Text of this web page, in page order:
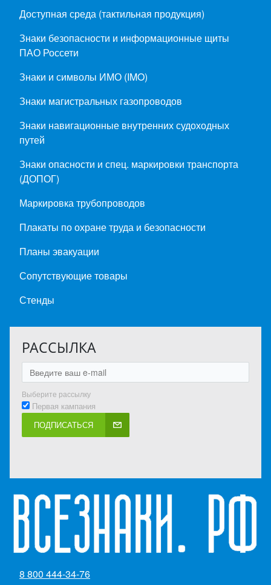
Доступная среда (тактильная продукция)
Знаки безопасности и информационные щиты
ПАО Россети
Знаки и символы ИМО (IMO)
Знаки магистральных газопроводов
Знаки навигационные внутренних судоходных
путей
Знаки опасности и спец. маркировки транспорта
(ДОПОГ)
Маркировка трубопроводов
Плакаты по охране труда и безопасности
Планы эвакуации
Сопутствующие товары
Стенды
РАССЫЛКА
Выберите рассылку
Первая кампания
ПОДПИСАТЬСЯ
8 800 444-34-76